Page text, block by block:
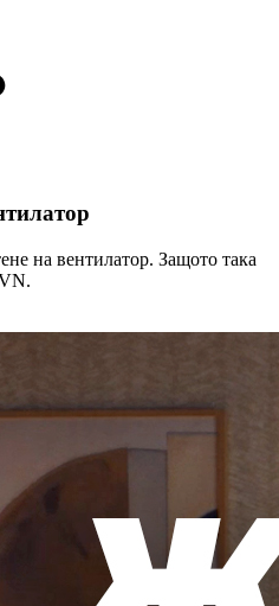
на вентилатор. Защото така